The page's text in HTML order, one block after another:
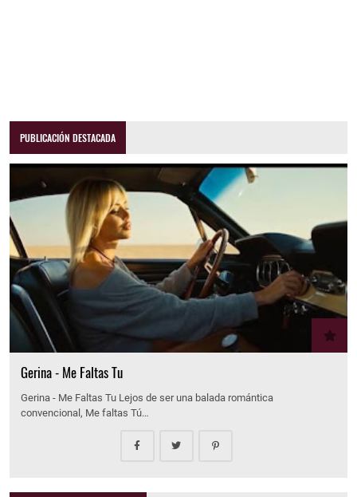
PUBLICACIÓN DESTACADA
Gerina - Me Faltas Tu
Gerina - Me Faltas Tu Lejos de ser una balada romántica
convencional, Me faltas Tú…